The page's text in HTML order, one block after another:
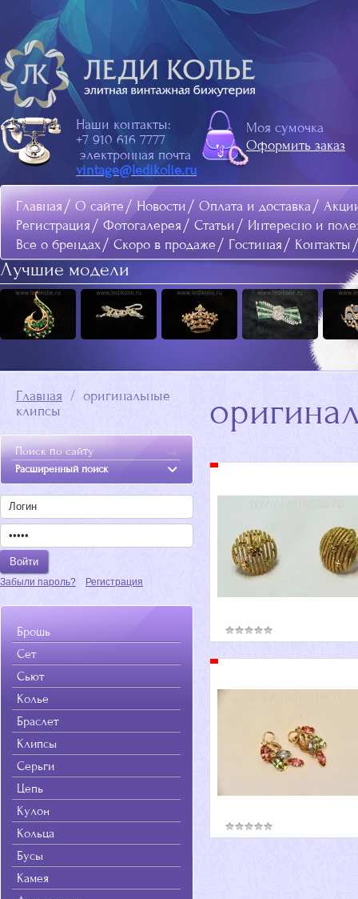
Главная О сайте Новости Оплата и доставка
Регистрация
Фотогалерея Статьи
Интересно и
Все о брендах
Скоро в продаже Гостиная Контакты
Моя сумочка
Оформить заказ
Наши контакты:
+7 910 616 7777
электронная почта
vintage@ledikolie.ru
Лучшие модели
Главная
  /  оригинальные
клипсы
Расширенный поиск
Забыли пароль? Регистрация
Брошь
Сет
Сьют
Колье
Браслет
Клипсы
Серьги
Цепь
Кулон
Кольца
Бусы
Камея